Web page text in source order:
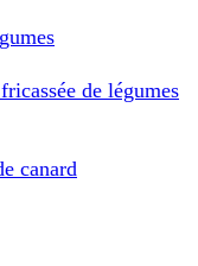
de légumes
canard